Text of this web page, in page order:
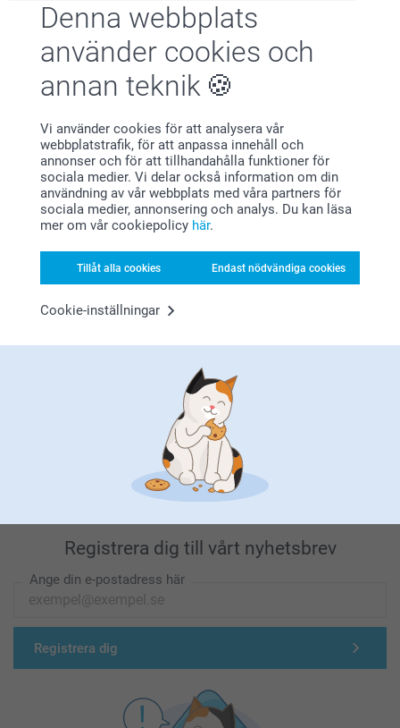
Denna webbplats
använder cookies och
annan teknik
Vi använder cookies för att analysera vår
webbplatstrafik, för att anpassa innehåll och
annonser och för att tillhandahålla funktioner för
sociala medier. Vi delar också information om din
användning av vår webbplats med våra partners för
sociala medier, annonsering och analys. Du kan läsa
mer om vår cookiepolicy här.
Tillåt alla cookies Endast nödvändiga cookies
Cookie-inställningar
Bonus på alla dina köp
Letar du efter inspiration?
Förstklassig kundservice
Registrera dig till vårt nyhetsbrev
Ange din e-postadress här
Registrera dig